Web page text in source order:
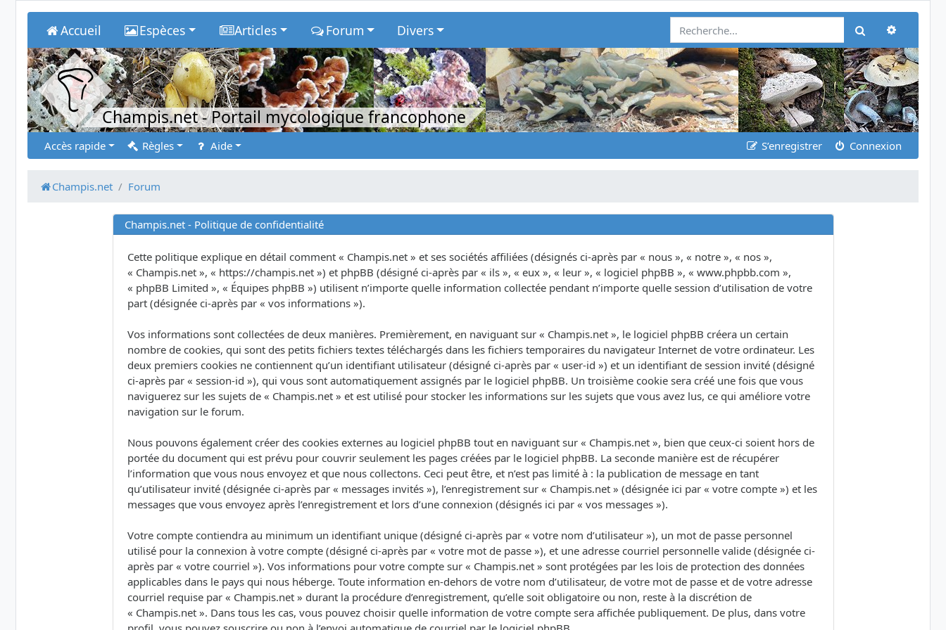
Accueil Espèces Articles Forum Divers Rechercher
Champis.net- Portail mycologique francophone
Accès rapide Règles Aide S’enregistrer Connexion
Champis.net Forum
Champis.net - Politique de confidentialité
Cette politique explique en détail comment « Champis.net » et ses sociétés affiliées (désignés ci-après par « nous », « notre », « nos »,
« Champis.net », « https://champis.net ») et phpBB (désigné ci-après par « ils », « eux », « leur », « logiciel phpBB », « www.phpbb.com »,
« phpBB Limited », « Équipes phpBB ») utilisent n’importe quelle information collectée pendant n’importe quelle session d’utilisation de votre
part (désignée ci-après par « vos informations »).
Vos informations sont collectées de deux manières. Premièrement, en naviguant sur « Champis.net », le logiciel phpBB créera un certain
nombre de cookies, qui sont des petits fichiers textes téléchargés dans les fichiers temporaires du navigateur Internet de votre ordinateur. Les
deux premiers cookies ne contiennent qu’un identifiant utilisateur (désigné ci-après par « user-id ») et un identifiant de session invité (désigné
ci-après par « session-id »), qui vous sont automatiquement assignés par le logiciel phpBB. Un troisième cookie sera créé une fois que vous
naviguerez sur les sujets de « Champis.net » et est utilisé pour stocker les informations sur les sujets que vous avez lus, ce qui améliore votre
navigation sur le forum.
Nous pouvons également créer des cookies externes au logiciel phpBB tout en naviguant sur « Champis.net », bien que ceux-ci soient hors de
portée du document qui est prévu pour couvrir seulement les pages créées par le logiciel phpBB. La seconde manière est de récupérer
l’information que vous nous envoyez et que nous collectons. Ceci peut être, et n’est pas limité à : la publication de message en tant
qu’utilisateur invité (désignée ci-après par « messages invités »), l’enregistrement sur « Champis.net » (désignée ici par « votre compte ») et les
messages que vous envoyez après l’enregistrement et lors d’une connexion (désignés ici par « vos messages »).
Votre compte contiendra au minimum un identifiant unique (désigné ci-après par « votre nom d’utilisateur »), un mot de passe personnel
utilisé pour la connexion à votre compte (désigné ci-après par « votre mot de passe »), et une adresse courriel personnelle valide (désignée ci-
après par « votre courriel »). Vos informations pour votre compte sur « Champis.net » sont protégées par les lois de protection des données
applicables dans le pays qui nous héberge. Toute information en-dehors de votre nom d’utilisateur, de votre mot de passe et de votre adresse
courriel requise par « Champis.net » durant la procédure d’enregistrement, qu’elle soit obligatoire ou non, reste à la discrétion de
« Champis.net ». Dans tous les cas, vous pouvez choisir quelle information de votre compte sera affichée publiquement. De plus, dans votre